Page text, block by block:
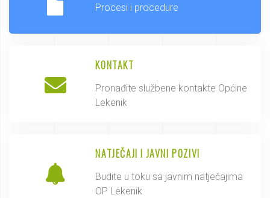
Procesi i procedure
KONTAKT
Pronađite službene kontakte Općine
Lekenik
NATJEČAJI I JAVNI POZIVI
Budite u toku sa javnim natječajima
OP Lekenik